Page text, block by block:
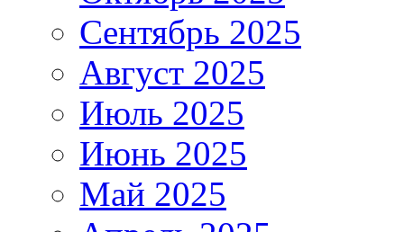
Сентябрь 2025
Август 2025
Июль 2025
Июнь 2025
Май 2025